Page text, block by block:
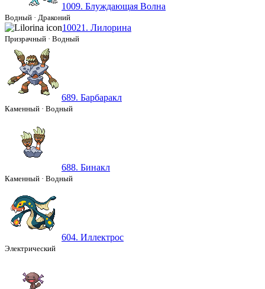
1009. Блуждающая Волна
Водный · Драконий
10021. Лилорина
Призрачный · Водный
689. Барбаракл
Каменный · Водный
688. Бинакл
Каменный · Водный
604. Иллектрос
Электрический